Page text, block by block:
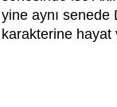
yine aynı
karakterine hayat